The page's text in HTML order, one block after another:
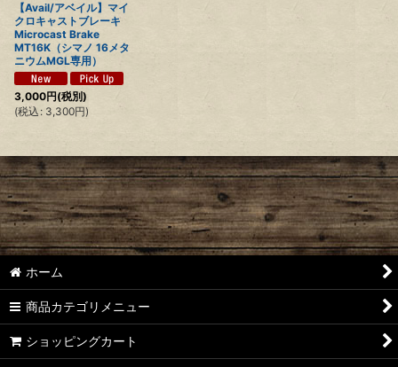
【Avail/アベイル】マイ
クロキャストブレーキ
Microcast Brake
MT16K（シマノ 16メタ
ニウムMGL専用）
3,000円(税別)
(税込 : 3,300円)
ホーム
商品カテゴリメニュー
ショッピングカート